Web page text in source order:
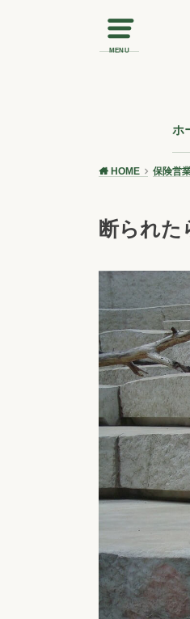
MENU
ホ
HOME 保険営
断られた